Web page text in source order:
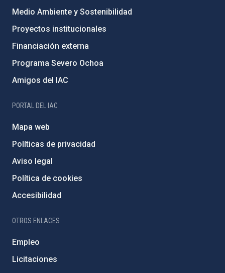
Medio Ambiente y Sostenibilidad
Proyectos institucionales
Financiación externa
Programa Severo Ochoa
Amigos del IAC
PORTAL DEL IAC
Mapa web
Políticas de privacidad
Aviso legal
Política de cookies
Accesibilidad
OTROS ENLACES
Empleo
Licitaciones